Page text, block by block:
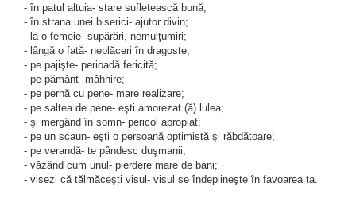
- în patul altuia- stare sufletească bună;
- în strana unei biserici- ajutor divin;
- la o femeie- supărări, nemulţumiri;
- lângă o fată- neplăceri în dragoste;
- pe pajişte- perioadă fericită;
- pe pământ- mâhnire;
- pe pernă cu pene- mare realizare;
- pe saltea de pene- eşti amorezat (ă) lulea;
- şi mergând în somn- pericol apropiat;
- pe un scaun- eşti o persoană optimistă şi răbdătoare;
- pe verandă- te pândesc duşmanii;
- văzând cum unul- pierdere mare de bani;
- visezi că tălmăceşti visul- visul se îndeplineşte în favoarea ta.